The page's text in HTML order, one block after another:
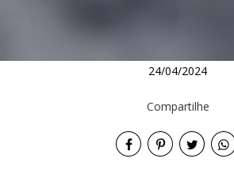
24/04/2024
Compartilhe